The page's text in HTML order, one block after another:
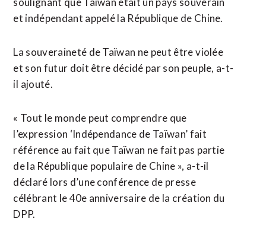
et indépendant appelé la République de Chine.
La souveraineté de Taïwan ne peut être ⁠violée
et son futur doit être décidé par son peuple, a-t-
il ⁠ajouté.
« Tout le monde peut comprendre que
l’expression ‘Indépendance de Taïwan’ fait
référence au fait que Taïwan ne fait pas partie
de la République populaire de Chine », a-t-il
déclaré lors d’une conférence de presse
célébrant le 40e anniversaire de la ⁠création ‌du
DPP.